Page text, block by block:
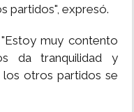
partidos", expresó.
muy contento
da tranquilidad y
los otros partidos se